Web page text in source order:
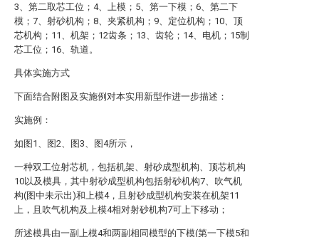
3、第二取芯工位；4、上模；5、第一下模；6、第二下
模；7、射砂机构；8、夹紧机构；9、定位机构；10、顶
芯机构；11、机架；12齿条；13、齿轮；14、电机；15制
芯工位；16、轨道。
具体实施方式
下面结合附图及实施例对本实用新型作进一步描述：
实施例：
如图1、图2、图3、图4所示，
一种双工位射芯机，包括机架、射砂成型机构、顶芯机构
10以及模具，其中射砂成型机构包括射砂机构7、吹气机
构(图中未示出)和上模4，且射砂成型机构安装在机架11
上，且吹气机构及上模4相对射砂机构7可上下移动；
所述模具由一副上模4和两副相同模型的下模(第一下模5和